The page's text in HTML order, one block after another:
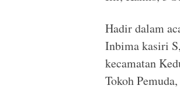
Hadir dalam
Inbima kasiri
kecamatan
Tokoh